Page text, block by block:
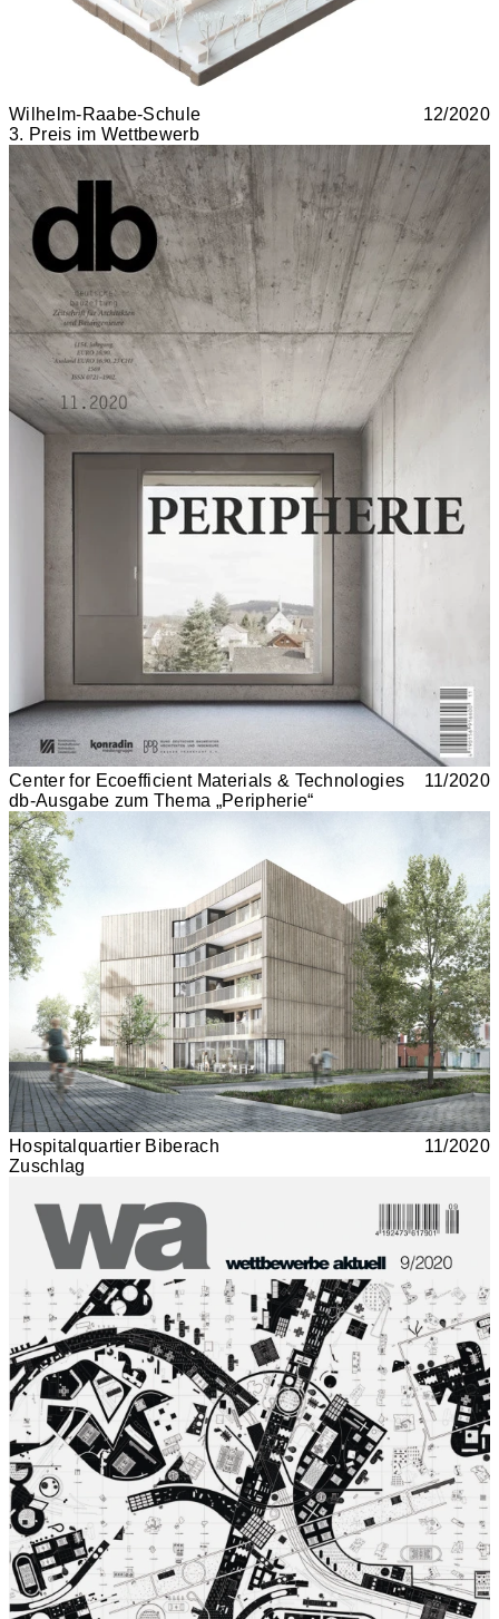
Wilhelm-Raabe-Schule
3. Preis im Wettbewerb
12/2020
Center for Ecoefficient Materials & Technologies
db-Ausgabe zum Thema „Peripherie“
11/2020
Hospitalquartier Biberach
Zuschlag
11/2020